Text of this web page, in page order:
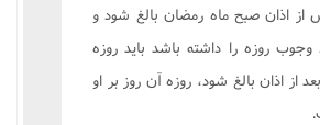
از اذان صبح ماه رمضان بالغ شود و
روزه را داشته باشد باید روزه
از اذان بالغ شود، روزه آن روز بر او